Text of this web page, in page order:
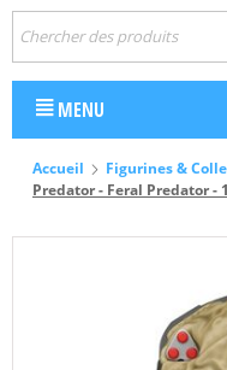
MENU
Accueil Figurines &
Predator - Feral Predator -